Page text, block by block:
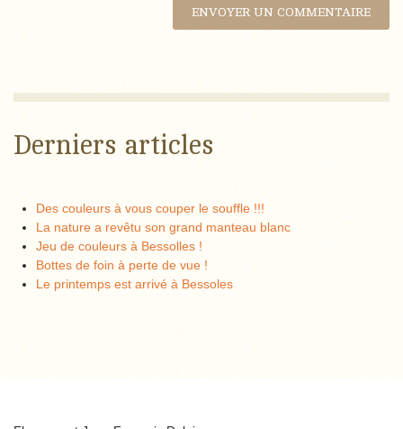
Derniers articles
Des couleurs à vous couper le souffle !!!
La nature a revêtu son grand manteau blanc
Jeu de couleurs à Bessolles !
Bottes de foin à perte de vue !
Le printemps est arrivé à Bessoles